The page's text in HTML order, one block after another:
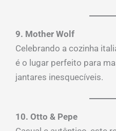
9. Mother Wolf
Celebrando a cozinha
é o lugar perfeito para
jantares inesquecíveis.
10. Otto & Pepe